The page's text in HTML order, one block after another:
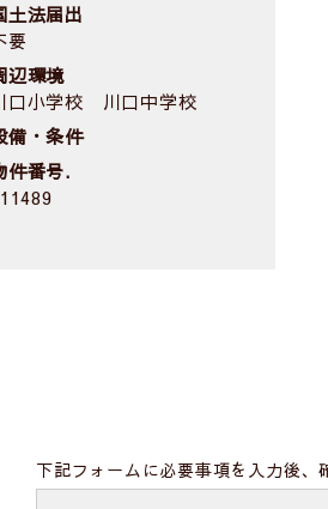
土法届出
要
辺環境
口小学校 川口中学校
備・条件
件番号.
下記フォームに必要事項を入力後、